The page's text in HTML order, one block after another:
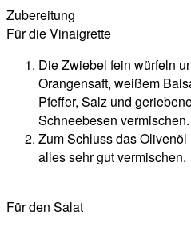
Zubereitung
Für die Vinaigrette
Die Zwiebel fein würfeln
Orangensaft, weißem
Pfeffer, Salz und
Schneebesen vermischen.
Zum Schluss das
alles sehr gut vermischen.
Für den Salat